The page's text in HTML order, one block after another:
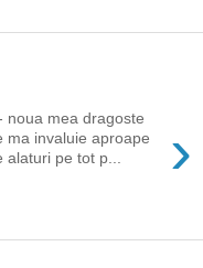
›
noua mea dragoste
ma invaluie aproape
alaturi pe tot p...